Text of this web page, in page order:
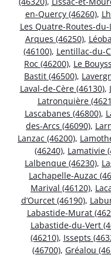
en-Quercy (46260),
Les Quatre-Routes-du-
Arques (46250),
(46100), Lentillac-du-
Roc (46200), Le
Bastit (46500),
Laval-de-Cère (46130),
Latronquière
Lascabanes (46800),
des-Arcs (46090),
Lanzac (46200),
(46240), Lamativie
Lalbenque (46230),
Lachapelle-Auzac
Marival (46120),
d’Ourcet (46190),
Labastide-Murat
Labastide-du-Vert
(46210), Issepts
(46700), Gréalou